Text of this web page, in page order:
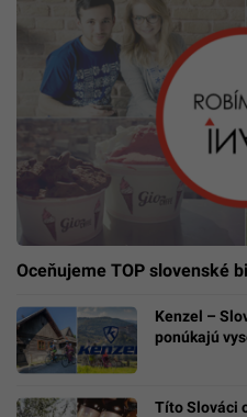
Oceňujeme TOP slovenské
Kenzel –
ponúkajú
Títo Slováci